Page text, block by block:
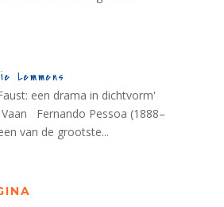
Lemmens
een drama in dichtvorm'
Fernando Pessoa (1888–
van de grootste...